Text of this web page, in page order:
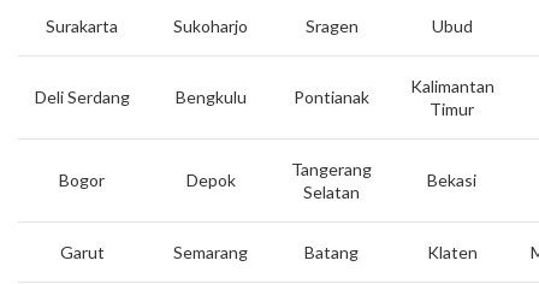
Surakarta Sukoharjo Sragen Ubud
Deli Serdang Bengkulu Pontianak
Kalimantan
Timur
Bogor Depok
Tangerang
Selatan
Bekasi
Garut Semarang Batang Klaten